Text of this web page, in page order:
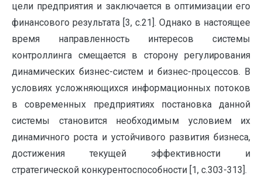
цели предприятия и заключается в оптимизации его
финансового результата [3, c.21]. Однако в настоящее
время направленность интересов системы
контроллинга смещается в сторону регулирования
динамических бизнес-систем и бизнес-процессов. В
условиях усложняющихся информационных потоков
в современных предприятиях постановка данной
системы становится необходимым условием их
динамичного роста и устойчивого развития бизнеса,
достижения текущей эффективности и
стратегической конкурентоспособности [1, c.303-313].